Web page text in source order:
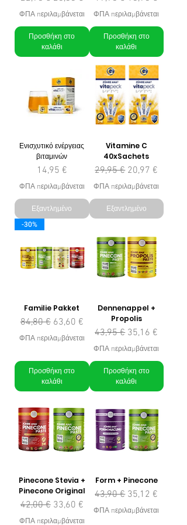
ΦΠΑ περιλαμβάνεται
Προσθήκη στο
καλάθι
ΦΠΑ περιλαμβάνεται
Προσθήκη στο
καλάθι
Ενισχυτικό ενέργειας
βιταμινών
Τιμή
14,95 €
ΦΠΑ περιλαμβάνεται
Εξαντλημένο
Vitamine C
40xSachets
Κανονική τιμή
29,95 € Τιμή Έκπτωσης
20,97 €
ΦΠΑ περιλαμβάνεται
Εξαντλημένο
-30%
Familie Pakket
Κανονική τιμή
84,80 € Τιμή Έκπτωσης
63,60 €
ΦΠΑ περιλαμβάνεται
Προσθήκη στο
καλάθι
Dennenappel +
Propolis
Κανονική τιμή
43,95 € Τιμή Έκπτωσης
35,16 €
ΦΠΑ περιλαμβάνεται
Προσθήκη στο
καλάθι
Pinecone Stevia +
Pinecone Original
Κανονική τιμή
42,00 € Τιμή Έκπτωσης
33,60 €
ΦΠΑ περιλαμβάνεται
Form + Pinecone
Κανονική τιμή
43,90 € Τιμή Έκπτωσης
35,12 €
ΦΠΑ περιλαμβάνεται